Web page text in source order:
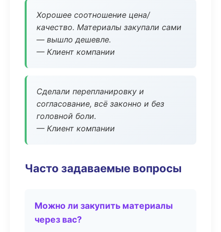
Хорошее соотношение цена/
качество. Материалы закупали сами
— вышло дешевле.
— Клиент компании
Сделали перепланировку и
согласование, всё законно и без
головной боли.
— Клиент компании
Часто задаваемые вопросы
Можно ли закупить материалы
через вас?